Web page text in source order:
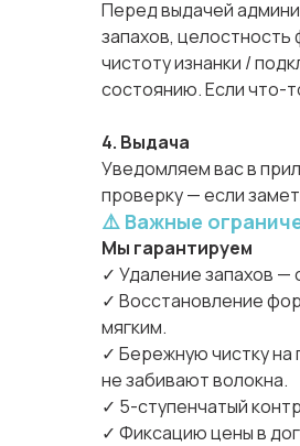
Перед выдачей
запахов,
чистоту изнанки /
состоянию. Если что-
4. Выдача
Уведомляем вас в
проверку — если
⚠️ Важные
Мы гарантируем
✓ Удаление запахов —
✓ Восстановление
мягким.
✓ Бережную чистку
не забивают волокна.
✓ 5-ступенчатый
✓ Фиксацию цены в